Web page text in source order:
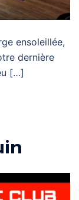
ensoleillée,
dernière
[…]